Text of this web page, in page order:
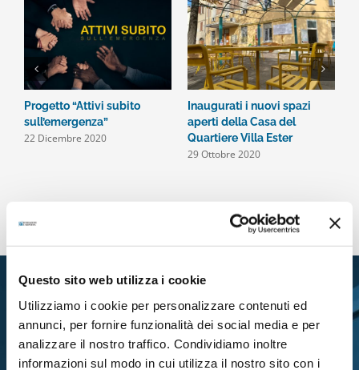
Questo sito web utilizza i cookie
Utilizziamo i cookie per personalizzare contenuti ed
annunci, per fornire funzionalità dei social media e per
analizzare il nostro traffico. Condividiamo inoltre
informazioni sul modo in cui utilizza il nostro sito con i
Progetto “Attivi subito
sull’emergenza”
22 Dicembre 2020
Inaugurati i nuovi spazi
aperti della Casa del
Quartiere Villa Ester
29 Ottobre 2020